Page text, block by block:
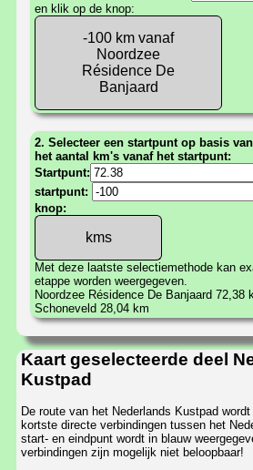
en klik op de knop:
-100 km vanaf
Noordzee
Résidence De
Banjaard
2. Selecteer een startpunt op basis
het aantal km's vanaf het startpunt:
Startpunt:
startpunt:
knop:
Met deze laatste selectiemethode kan
etappe worden weergegeven.
Noordzee Résidence De Banjaard 72,38
Schoneveld 28,04 km
Kaart geselecteerde deel
Kustpad
De route van het Nederlands Kustpad
kortste directe verbindingen tussen het
start- en eindpunt wordt in blauw
verbindingen zijn mogelijk niet beloopbaar!